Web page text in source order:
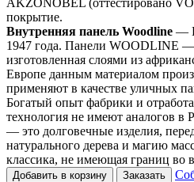
покрытие.
Внутренняя панель Woodline —
1947 года. Панели WOODLINE —
изготовленная слоями из
Европе данным материалом
применяют в качестве уличных
Богатый опыт фабрики и
технология не имеют аналогов
— это долговечные изделия,
натурального дерева и магию
классика, не имеющая границ во
Добавить в корзину Заказать